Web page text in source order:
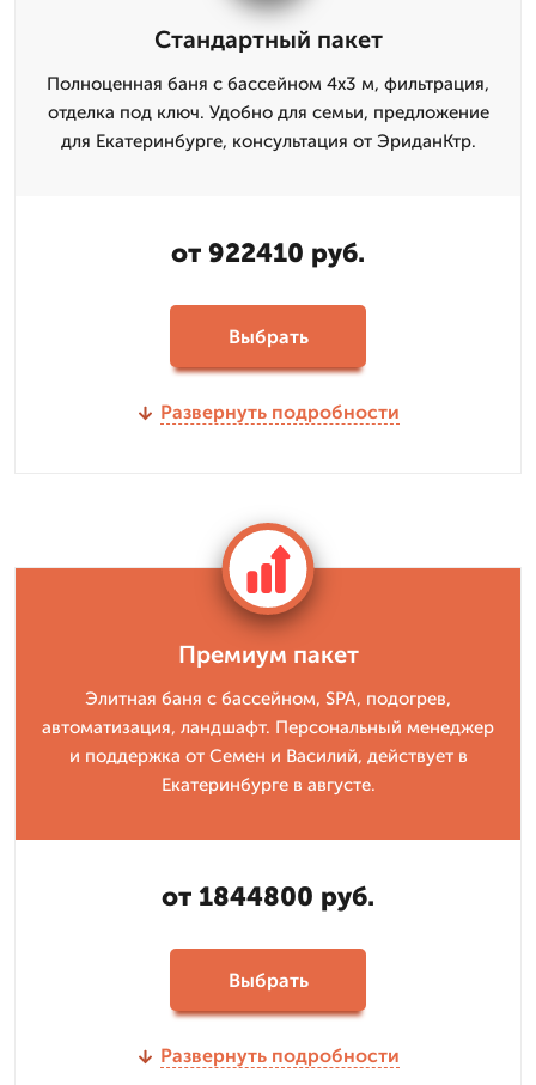
Стандартный пакет
Полноценная баня с бассейном 4х3 м, фильтрация,
отделка под ключ. Удобно для семьи, предложение
для Екатеринбурге, консультация от ЭриданКтр.
от 922410 руб.
Выбрать
Развернуть подробности
Премиум пакет
Элитная баня с бассейном, SPA, подогрев,
автоматизация, ландшафт. Персональный менеджер
и поддержка от Семен и Василий, действует в
Екатеринбурге в августе.
от 1844800 руб.
Выбрать
Развернуть подробности